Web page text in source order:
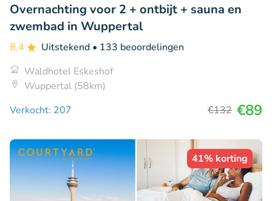
Overnachting voor 2 + ontbijt + sauna en
zwembad in Wuppertal
8.4 Uitstekend • 133 beoordelingen
Waldhotel Eskeshof
Wuppertal (58km)
Verkocht: 207
€132 €89
41% korting